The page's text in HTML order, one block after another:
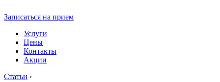
Записаться на прием
Услуги
Цены
Контакты
Акции
Статьи ›